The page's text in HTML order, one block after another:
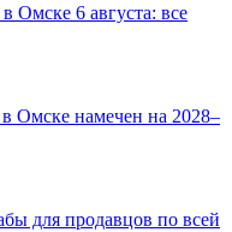
Омске 6 августа: все
Омске намечен на 2028–
для продавцов по всей